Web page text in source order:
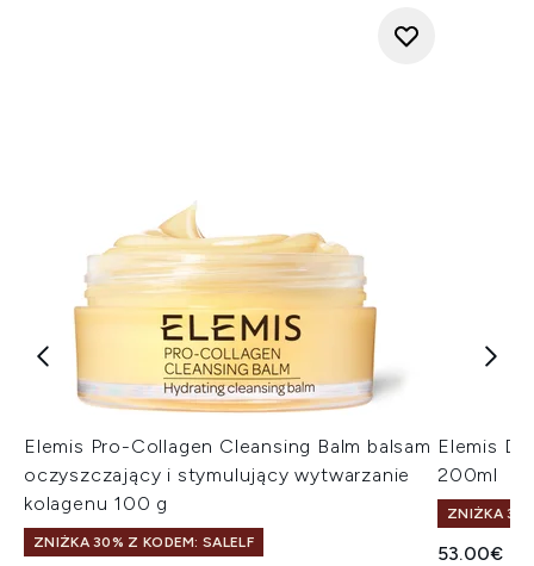
Elemis Pro-Collagen Cleansing Balm balsam
oczyszczający i stymulujący wytwarzanie
kolagenu 100 g
ZNIŻKA 30% Z KODEM: SALELF
Elemis
200ml
ZNIŻKA
53.00€